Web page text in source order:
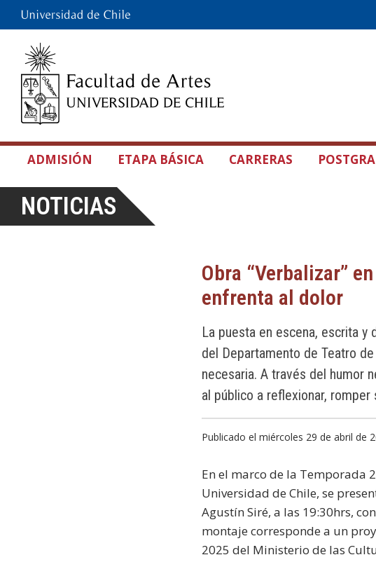
ADMISIÓN ETAPA BÁSICA CARRERAS
NOTICIAS
Obra “Verbalizar”
enfrenta al dolor
La puesta en escena, escrita y
del Departamento de Teatro
necesaria. A través del humor
al público a reflexionar,
Publicado el miércoles 29 de abril de
En el marco de la Temporada
Universidad de Chile, se
Agustín Siré, a las 19:30hrs,
montaje corresponde a un
2025 del Ministerio de las